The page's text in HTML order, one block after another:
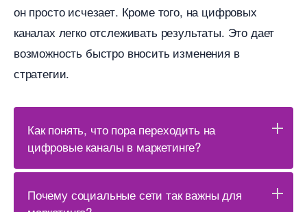
он просто исчезает. Кроме того, на цифровых
каналах легко отслеживать результаты. Это дает
озможность быстро вносить изменения
стратегии.
Как понять, что пора переходить на
цифровые каналы в маркетинге?
Почему социальные сети так важны для